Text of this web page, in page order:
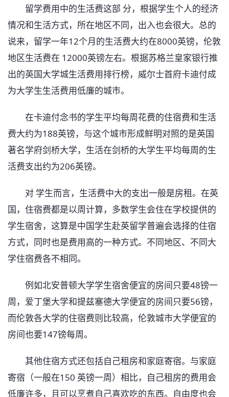
留学费用中的生活费这部 分，根据学生个人的经济
情况和生活方式，所在地区不同，出入也会很大。总的
说来，留学一年12个月的生活费大约在8000英镑，伦敦
地区生活费在 12000英镑左右。根据苏格兰皇家银行推
出的英国大学城生活费用排行榜，威尔士首府卡迪付成
为大学生生活费用低廉的城市。
在卡迪付念书的学生平均每周花费的住宿费和生活
费大约为188英镑，与这个城市形成鲜明对照的是英国
著名学府剑桥大学，生活在剑桥的大学生平均每周的生
活费支出约为206英镑。
对 学生而言，生活费中大的支出一般是房租。在英
国，住宿费都是以周计算，多数学生会住在学校提供的
学生宿舍，这算是中国学生赴英留学普遍会选择的住宿
方式，同时也是费用高的一种方式。不同地区、不同大
学住宿费各不相同。
例如北安普顿大学学生宿舍便宜的房间只要48镑一
周，爱丁堡大学和提兹塞德大学便宜的房间只要56镑，
而伦敦各大学的住宿费则比较高，伦敦城市大学便宜的
房间也要147镑每周。
其他住宿方式还包括自己租房和家庭寄宿。与家庭
寄宿（一般在150 英镑一周）相比，自己租房的费用会
低廉许多，且可以烹煮自己喜欢吃的东西。自由度也会